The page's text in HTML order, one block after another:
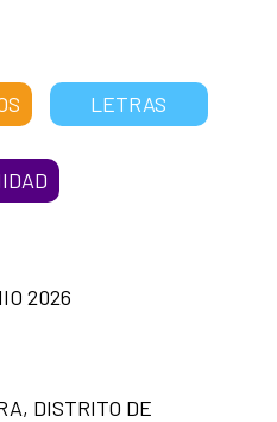
LETRAS
2026
DISTRITO DE